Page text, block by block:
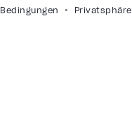
Bedingungen
Privatsphäre